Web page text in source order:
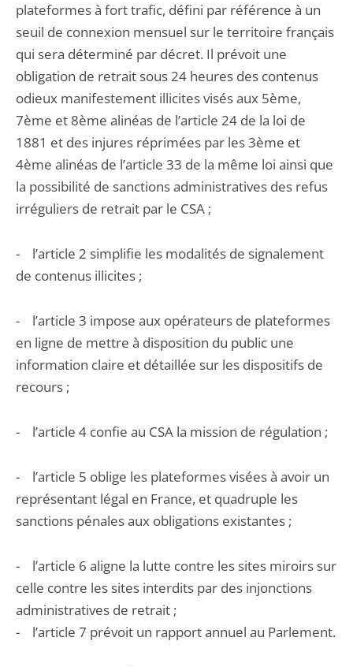
plateformes à fort trafic, défini par référence à un
seuil de connexion mensuel sur le territoire français
qui sera déterminé par décret. Il prévoit une
obligation de retrait sous 24 heures des contenus
odieux manifestement illicites visés aux 5ème,
7ème et 8ème alinéas de l’article 24 de la loi de
1881 et des injures réprimées par les 3ème et
4ème alinéas de l’article 33 de la même loi ainsi que
la possibilité de sanctions administratives des refus
irréguliers de retrait par le CSA ;
- l’article 2 simplifie les modalités de signalement
de contenus illicites ;
- l’article 3 impose aux opérateurs de plateformes
en ligne de mettre à disposition du public une
information claire et détaillée sur les dispositifs de
recours ;
- l’article 4 confie au CSA la mission de régulation ;
- l’article 5 oblige les plateformes visées à avoir un
représentant légal en France, et quadruple les
sanctions pénales aux obligations existantes ;
- l’article 6 aligne la lutte contre les sites miroirs sur
celle contre les sites interdits par des injonctions
administratives de retrait ;
- l’article 7 prévoit un rapport annuel au Parlement.